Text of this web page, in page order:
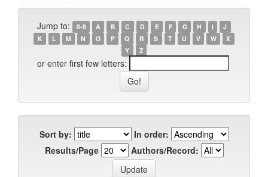
Jump to: 0-9 A B C D E F G H I
J
K
L M N O P Q R S T U V W
X
Y
Z
or enter first few letters:
Sort by:
In order:
Results/Page
Authors/Record: